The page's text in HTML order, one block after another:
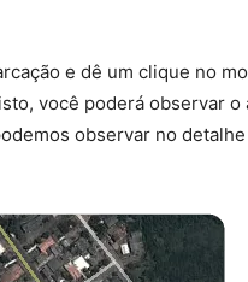
e dê um clique no
você poderá observar o
observar no